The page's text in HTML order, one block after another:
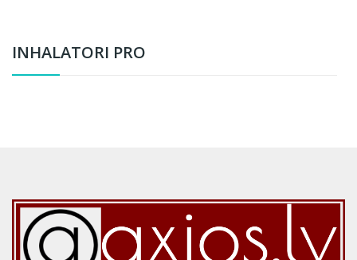
INHALATORI PRO